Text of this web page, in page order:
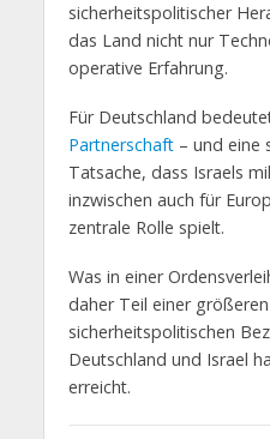
sicherheitspolitischer
das Land nicht nur
operative Erfahrung.
Für Deutschland
Partnerschaft– und eine
Tatsache, dass Israels
inzwischen auch für
zentrale Rolle spielt.
Was in einer
daher Teil einer
sicherheitspolitischen
Deutschland und Israel
erreicht.